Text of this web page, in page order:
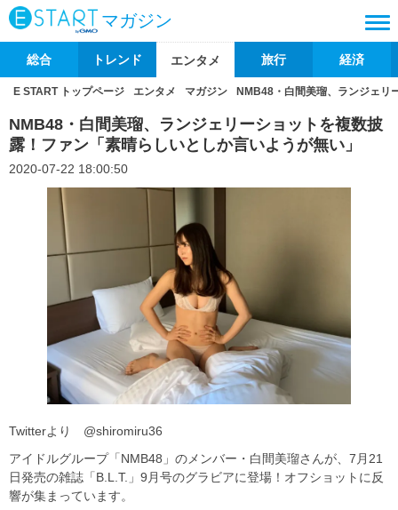
マガジン
総合 トレンド エンタメ 旅行 経済
E START トップページ エンタメ マガジン NMB48・白間美瑠、ランジェリ
NMB48・白間美瑠、ランジェリーショットを複数披
露！ファン「素晴らしいとしか言いようが無い」
2020-07-22 18:00:50
Twitterより @shiromiru36
アイドルグループ「NMB48」のメンバー・白間美瑠さんが、7月21
日発売の雑誌「B.L.T.」9月号のグラビアに登場！オフショットに反
響が集まっています。